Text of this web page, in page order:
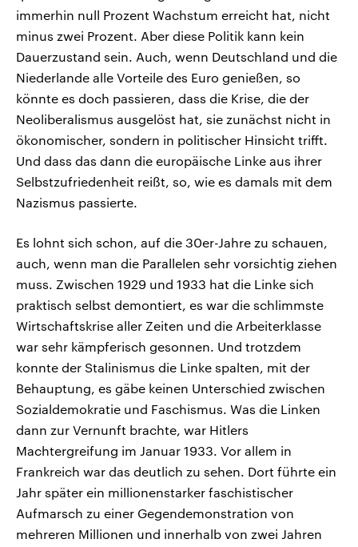
immerhin null Prozent Wachstum erreicht hat, nicht
minus zwei Prozent. Aber diese Politik kann kein
Dauerzustand sein. Auch, wenn Deutschland und die
Niederlande alle Vorteile des Euro genießen, so
könnte es doch passieren, dass die Krise, die der
Neoliberalismus ausgelöst hat, sie zunächst nicht in
ökonomischer, sondern in politischer Hinsicht trifft.
Und dass das dann die europäische Linke aus ihrer
Selbstzufriedenheit reißt, so, wie es damals mit dem
Nazismus passierte.
Es lohnt sich schon, auf die 30er-Jahre zu schauen,
auch, wenn man die Parallelen sehr vorsichtig ziehen
muss. Zwischen 1929 und 1933 hat die Linke sich
praktisch selbst demontiert, es war die schlimmste
Wirtschaftskrise aller Zeiten und die Arbeiterklasse
war sehr kämpferisch gesonnen. Und trotzdem
konnte der Stalinismus die Linke spalten, mit der
Behauptung, es gäbe keinen Unterschied zwischen
Sozialdemokratie und Faschismus. Was die Linken
dann zur Vernunft brachte, war Hitlers
Machtergreifung im Januar 1933. Vor allem in
Frankreich war das deutlich zu sehen. Dort führte ein
Jahr später ein millionenstarker faschistischer
Aufmarsch zu einer Gegendemonstration von
mehreren Millionen und innerhalb von zwei Jahren